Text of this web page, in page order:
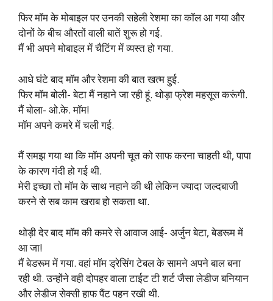
फिर मॉम के मोबाइल पर उनकी सहेली रेशमा का कॉल आ गया और
दोनों के बीच औरतों वाली बातें शुरू हो गई.
मैं भी अपने मोबाइल में चैटिंग में व्यस्त हो गया.
आधे घंटे बाद मॉम और रेशमा की बात खत्म हुई.
फिर मॉम बोली- बेटा मैं नहाने जा रही हूं. थोड़ा फ्रेश महसूस करूंगी.
मैं बोला- ओ.के. मॉम!
मॉम अपने कमरे में चली गई.
मैं समझ गया था कि मॉम अपनी चूत को साफ करना चाहती थी, पापा
के कारण गंदी हो गई थी.
मेरी इच्छा तो मॉम के साथ नहाने की थी लेकिन ज्यादा जल्दबाजी
करने से सब काम खराब हो सकता था.
थोड़ी देर बाद मॉम की कमरे से आवाज आई- अर्जुन बेटा, बेडरूम में
आ जा!
मैं बेडरूम में गया. वहां मॉम ड्रेसिंग टेबल के सामने अपने बाल बना
रही थी. उन्होंने वही दोपहर वाला टाईट टी शर्ट जैसा लेडीज बनियान
और लेडीज सेक्सी हाफ पैंट पहन रखी थी.